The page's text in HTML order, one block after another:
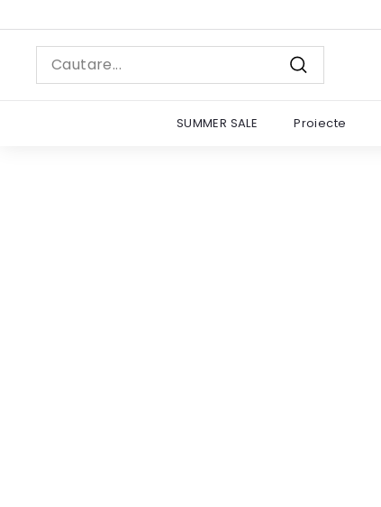
la
continutSearch
Cautare
SUMMER SALE Proiecte